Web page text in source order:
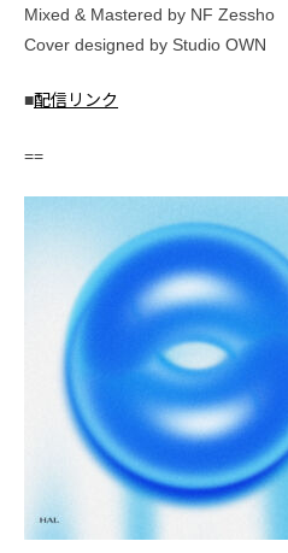
Mixed & Mastered by NF Zessho
Cover designed by Studio OWN
■配信リンク
==